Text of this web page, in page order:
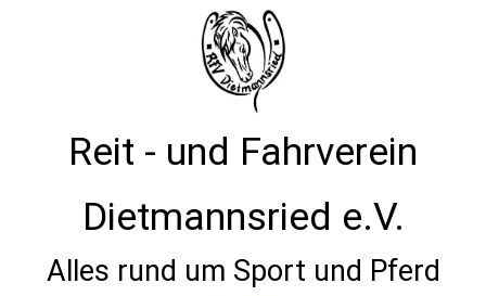
Reit - und Fahrverein
Dietmannsried e.V.
Alles rund um Sport und Pferd